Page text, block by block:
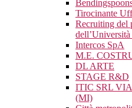
Tirocinante
Recruiting del
Intercos SpA
M.E.
DL ARTE
STAGE R&D
ITIC SRL
(MI)